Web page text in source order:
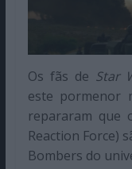
Os fãs de Star
este pormenor
repararam que
Reaction Force)
Bombers do